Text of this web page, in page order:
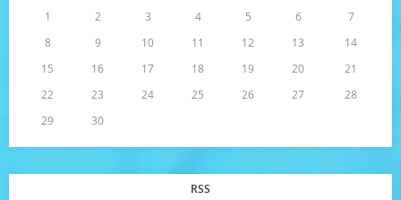
1
2 3 4 5 6
7
8
9 10 11 12 13
14
15
16 17 18 19 20
21
22
23 24 25 26 27
28
29
30
RSS